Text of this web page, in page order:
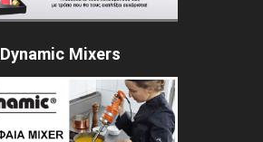
Dynamic Mixers